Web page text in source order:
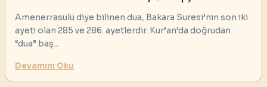
Amenerrasulü diye bilinen dua, Bakara Suresi’nin son iki
ayeti olan 285 ve 286. ayetlerdir. Kur’an’da doğrudan
“dua” baş...
Devamını Oku